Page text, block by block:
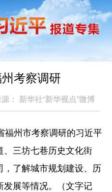
网评 港澳
全球连线 教育
量子
健康
图片 政务
信息化 数字经济
银龄 溯源中国
考察调研
： 新华社“新华视点”微博
州市考察调研的习近平
三坊七巷历史文化街
了解城市规划建设、历
发展等情况。（文字记